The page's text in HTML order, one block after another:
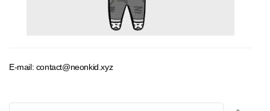
E-mail: contact@neonkid.xyz